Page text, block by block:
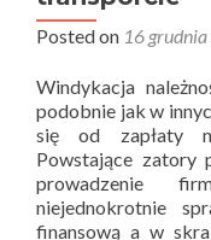
Posted on 16
Windykacja
podobnie jak w
się od zapłaty
Powstające zatory
prowadzenie
niejednokrotnie
finansową a w